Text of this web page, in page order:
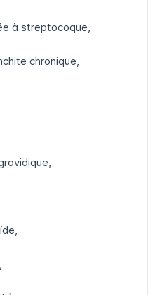
à streptocoque,
chronique,